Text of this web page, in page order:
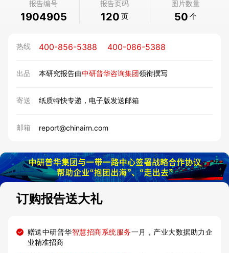
报告编号
1904905
报告页码
120 页
图片数量
50 个
热线 400-856-5388 400-086-5388
出品 本研究报告由中研普华咨询集团领衔撰写
寄送 纸质特快专递，电子版发送邮箱
邮箱 report@chinairn.com
订购报告送大礼
赠送中研普华智慧招商系统服务一月，产业大数据助力企
业精准招商